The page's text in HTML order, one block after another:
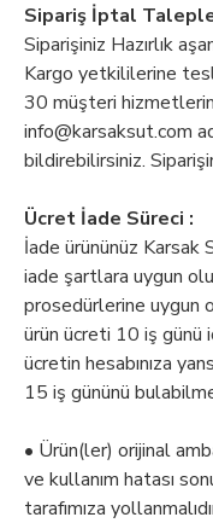
Sipariş İptal
Siparişiniz Hazırlık
Kargo yetkililerine
30 müşteri
info@karsaksut.com
bildirebilirsiniz.
Ücret İade Süreci :
İade ürününüz Karsak Süt yetkilileri
iade şartlara uygun
prosedürlerine uygun
ürün ücreti 10 iş günü
ücretin hesabınıza
15 iş gününü
• Ürün(ler) orijinal
ve kullanım hatası
tarafımıza